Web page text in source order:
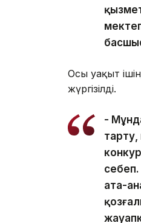
Осы уақыт
жүргізілді.
-
тарту,
ата-